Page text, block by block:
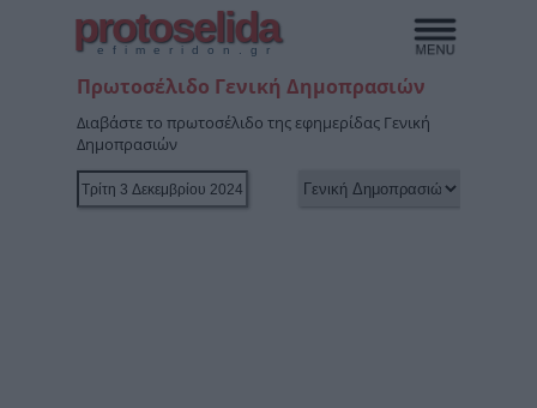
protoselida
efimeridon.gr
Πρωτοσέλιδο Γενική Δημοπρασιών
Διαβάστε το πρωτοσέλιδο της εφημερίδας Γενική
Δημοπρασιών